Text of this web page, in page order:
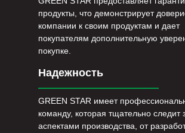
Надежность
продукты, что демонстрирует
компании к своим продуктам и дает
покупателям дополнительную
покупке.
GREEN STAR имеет
команду, которая тщательно следит
аспектами производства, от